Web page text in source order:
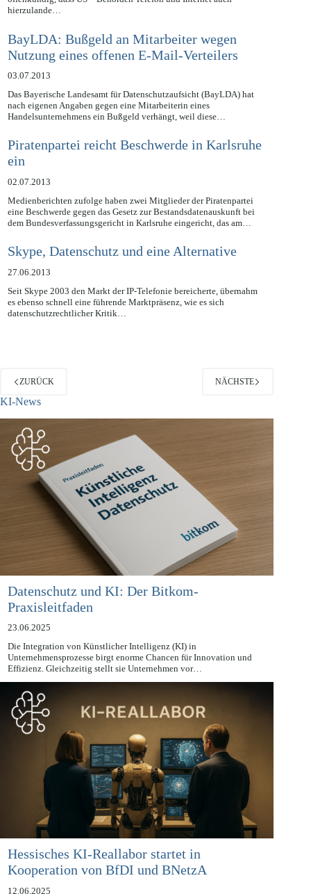
Medienberichten zu folge, wurde im Rahmen des NSA – Skandals
offenkundig, dass US – Behörden Telefon und Internet auch
BayLDA: Bußgeld an Mitarbeiter wegen
Nutzung eines offenen E-Mail-Verteilers
03.07.2013
Das Bayerische Landesamt für Datenschutzaufsicht (BayLDA) hat
nach eigenen Angaben gegen eine Mitarbeiterin eines
Piratenpartei reicht Beschwerde in Karlsruhe
ein
02.07.2013
Medienberichten zufolge haben zwei Mitglieder der Piratenpartei
eine Beschwerde gegen das Gesetz zur Bestandsdatenauskunft bei
Skype, Datenschutz und eine Alternative
27.06.2013
Seit Skype 2003 den Markt der IP-Telefonie bereicherte, übernahm
es ebenso schnell eine führende Marktpräsenz, wie es sich
ZURÜCK
KI-News
Datenschutz und KI: Der Bitkom-
Praxisleitfaden
23.06.2025
Die Integration von Künstlicher Intelligenz (KI) in
Unternehmensprozesse birgt enorme Chancen für Innovation und
Effizienz. Gleichzeitig stellt sie Unternehmen vor…
Hessisches KI-Reallabor startet in
Kooperation von BfDI und BNetzA